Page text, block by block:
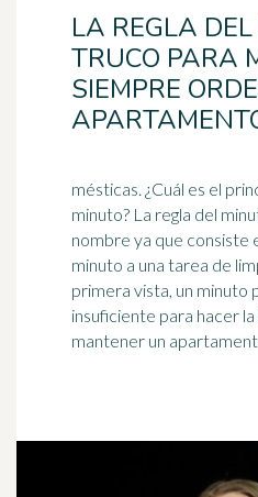
LA REGLA
TRUCO PARA
SIEMPRE
mésticas. ¿Cuál es el
minuto? La regla del
nombre ya que consiste
minuto a una tarea de
primera vista, un minuto
insuficiente para hacer
mantener un